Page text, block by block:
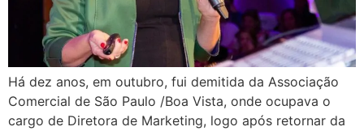
Há dez anos, em outubro, fui demitida da Associação
Comercial de São Paulo /Boa Vista, onde ocupava o
cargo de Diretora de Marketing, logo após retornar da